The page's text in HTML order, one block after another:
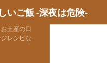
いご飯 -深夜は危険-
土産の口
レシピな